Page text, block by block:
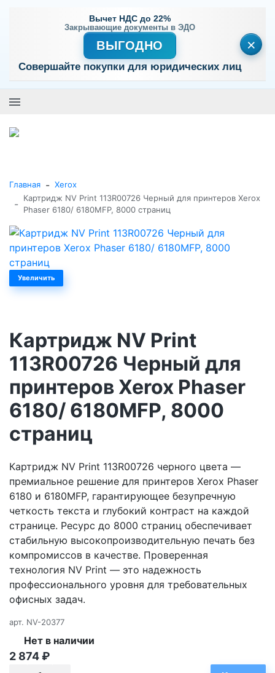
Вычет НДС до 22%
Закрывающие документы в ЭДО
ВЫГОДНО
Совершайте покупки для юридических лиц
×
Главная - Xerox
-
Картридж NV Print 113R00726 Черный для принтеров Xerox
Phaser 6180/ 6180MFP, 8000 страниц
Увеличить
Картридж NV Print
113R00726 Черный для
принтеров Xerox Phaser
6180/ 6180MFP, 8000
страниц
Картридж NV Print 113R00726 черного цвета —
премиальное решение для принтеров Xerox Phaser
6180 и 6180MFP, гарантирующее безупречную
четкость текста и глубокий контраст на каждой
странице. Ресурс до 8000 страниц обеспечивает
стабильную высокопроизводительную печать без
компромиссов в качестве. Проверенная
технология NV Print — это надежность
профессионального уровня для требовательных
офисных задач.
арт. NV-20377
Нет в наличии
2 874₽